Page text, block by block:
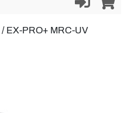
/EX-PRO+ MRC-UV